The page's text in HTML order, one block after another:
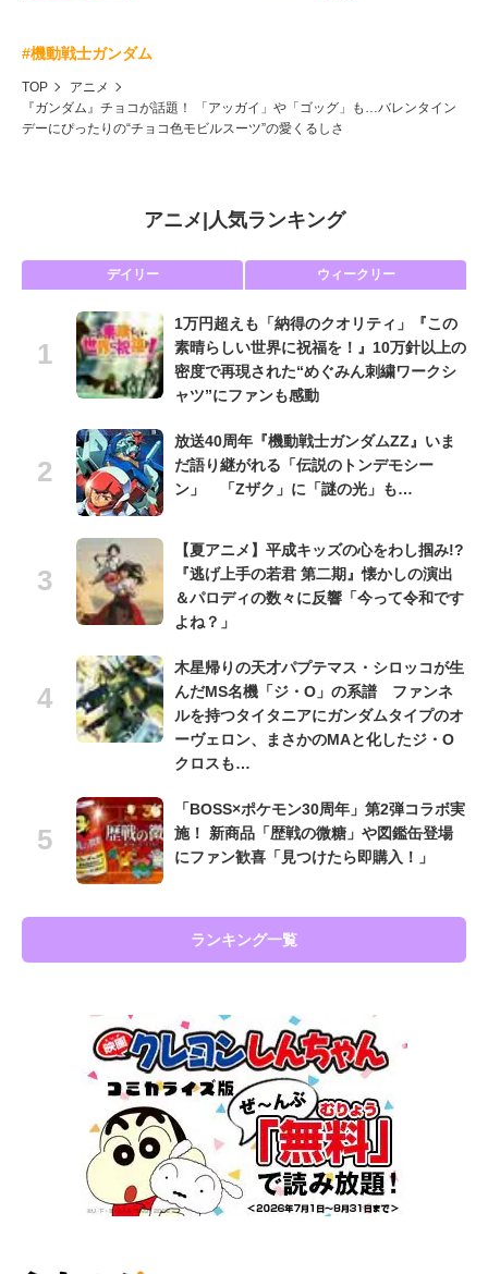
#機動戦士ガンダム
TOP
アニメ
『ガンダム』チョコが話題！ 「アッガイ」や「ゴッグ」も…バレンタイン
デーにぴったりの“チョコ色モビルスーツ”の愛くるしさ
アニメ| 人気ランキング
デイリー ウィークリー
1万円超えも「納得のクオリティ」『この
素晴らしい世界に祝福を！』10万針以上の
密度で再現された“めぐみん刺繍ワークシ
ャツ”にファンも感動
放送40周年『機動戦士ガンダムZZ』いま
だ語り継がれる「伝説のトンデモシー
ン」 「Zザク」に「謎の光」も…
【夏アニメ】平成キッズの心をわし掴み!?
『逃げ上手の若君 第二期』懐かしの演出
＆パロディの数々に反響「今って令和です
よね？」
木星帰りの天才パプテマス・シロッコが生
んだMS名機「ジ・O」の系譜 ファンネ
ルを持つタイタニアにガンダムタイプのオ
ーヴェロン、まさかのMAと化したジ・O
クロスも…
「BOSS×ポケモン30周年」第2弾コラボ実
施！ 新商品「歴戦の微糖」や図鑑缶登場
にファン歓喜「見つけたら即購入！」
ランキング一覧